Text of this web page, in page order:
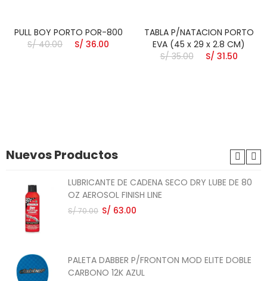
PULL BOY PORTO POR-800
S/ 40.00
S/ 36.00
TABLA P/NATACION PORTO
EVA (45 x 29 x 2.8 CM)
S/ 35.00
S/ 31.50
Nuevos Productos
LUBRICANTE DE CADENA SECO DRY LUBE DE 80
OZ AEROSOL FINISH LINE
S/ 70.00 S/ 63.00
PALETA DABBER P/FRONTON MOD ELITE DOBLE
CARBONO 12K AZUL